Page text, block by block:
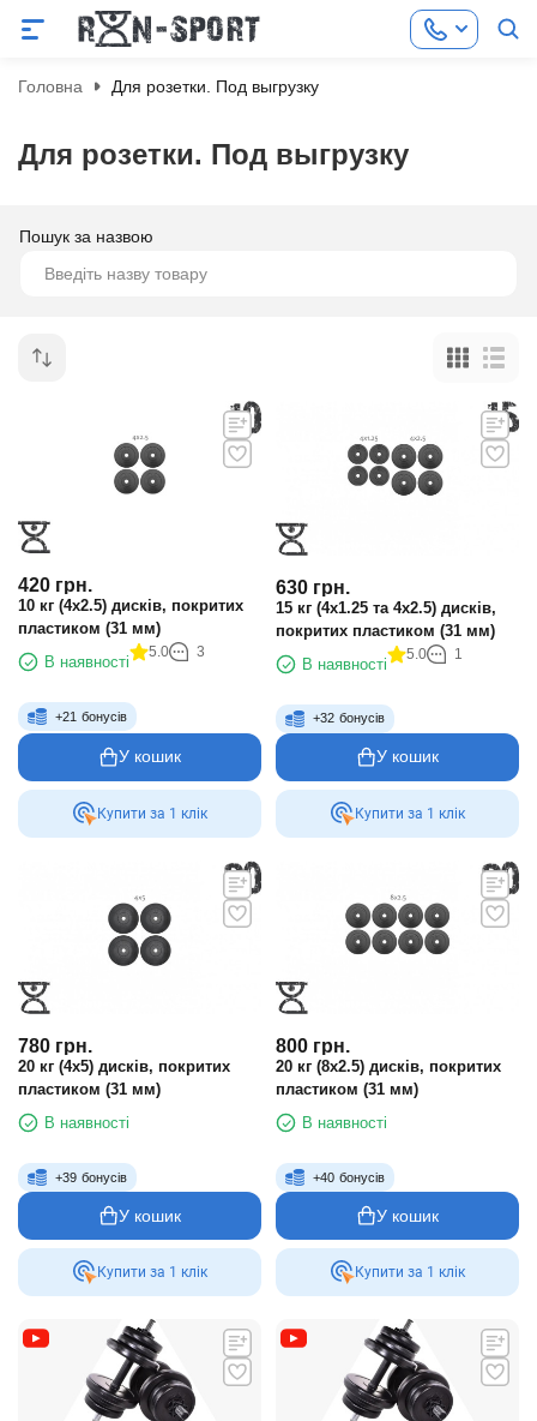
Головна Для розетки. Под выгрузку
Для розетки. Под выгрузку
Пошук за назвою
420 грн.
10 кг (4x2.5) дисків, покритих
пластиком (31 мм)
В наявності
5.0 3
+21 бонусів
У кошик
Купити за 1 клiк
630 грн.
15 кг (4x1.25 та 4x2.5) дисків,
покритих пластиком (31 мм)
В наявності
5.0 1
+32 бонусів
У кошик
Купити за 1 клiк
780 грн.
20 кг (4x5) дисків, покритих
пластиком (31 мм)
В наявності
+39 бонусів
У кошик
Купити за 1 клiк
800 грн.
20 кг (8x2.5) дисків, покритих
пластиком (31 мм)
В наявності
+40 бонусів
У кошик
Купити за 1 клiк